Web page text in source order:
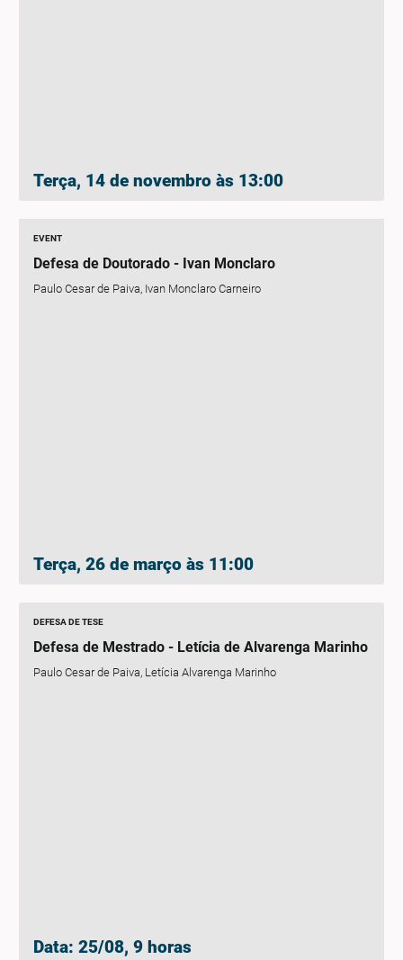
Terça, 14 de novembro às 13:00
EVENT
Defesa de Doutorado - Ivan Monclaro
Paulo Cesar de Paiva, Ivan Monclaro Carneiro
Terça, 26 de março às 11:00
DEFESA DE TESE
Defesa de Mestrado - Letícia de Alvarenga Marinho
Paulo Cesar de Paiva, Letícia Alvarenga Marinho
Data: 25/08, 9 horas